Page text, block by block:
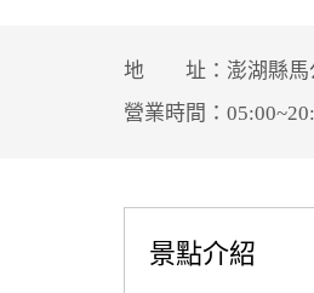
地 址：澎湖縣馬
營業時間：
景點介紹